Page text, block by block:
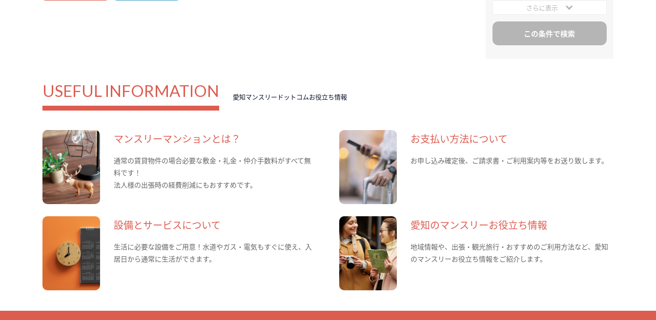
さらに表示
USEFUL INFORMATION 愛知マンスリードットコムお役立ち情報
マンスリーマンションとは？
通常の賃貸物件の場合必要な敷金・礼金・仲介手数料がすべて無
料です！
法人様の出張時の経費削減にもおすすめです。
お支払い方法について
お申し込み確定後、ご請求書・ご利用案内等をお送り致します。
設備とサービスについて
生活に必要な設備をご用意！水道やガス・電気もすぐに使え、入
居日から通常に生活ができます。
愛知のマンスリーお役立ち情報
地域情報や、出張・観光旅行・おすすめのご利用方法など、愛知
のマンスリーお役立ち情報をご紹介します。